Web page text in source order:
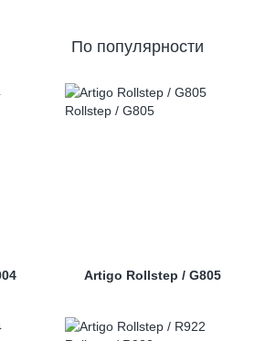
По популярности
Artigo Rollstep / G805